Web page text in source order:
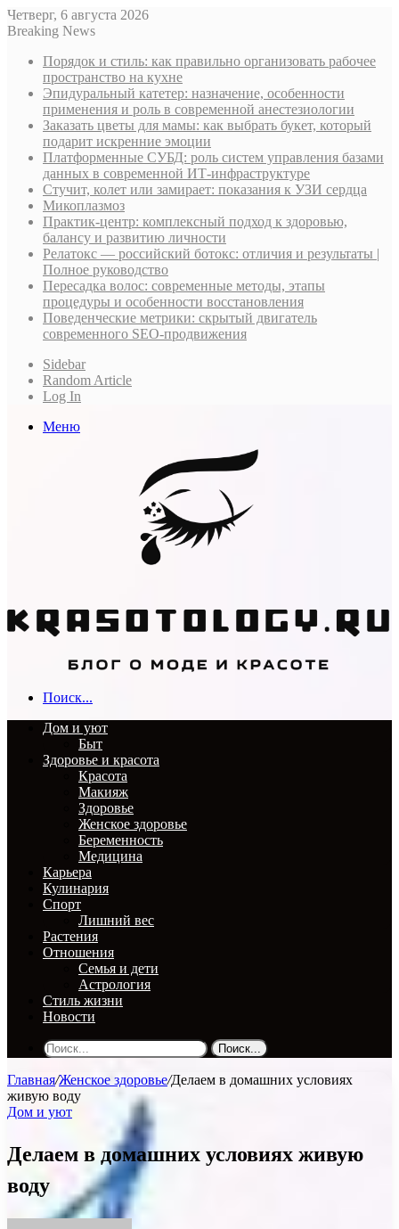
Четверг, 6 августа 2026
Breaking News
Порядок и стиль: как правильно организовать рабочее
пространство на кухне
Эпидуральный катетер: назначение, особенности
применения и роль в современной анестезиологии
Заказать цветы для мамы: как выбрать букет, который
подарит искренние эмоции
Платформенные СУБД: роль систем управления базами
данных в современной ИТ-инфраструктуре
Стучит, колет или замирает: показания к УЗИ сердца
Микоплазмоз
Практик-центр: комплексный подход к здоровью,
балансу и развитию личности
Релатокс — российский ботокс: отличия и результаты |
Полное руководство
Пересадка волос: современные методы, этапы
процедуры и особенности восстановления
Поведенческие метрики: скрытый двигатель
современного SEO-продвижения
Sidebar
Random Article
Log In
Меню
Поиск...
Дом и уют
Быт
Здоровье и красота
Красота
Макияж
Здоровье
Женское здоровье
Беременность
Медицина
Карьера
Кулинария
Спорт
Лишний вес
Растения
Отношения
Семья и дети
Астрология
Стиль жизни
Новости
Поиск...
Главная/Женское здоровье/Делаем в домашних условиях
живую воду
Дом и уют
Делаем в домашних условиях живую
воду